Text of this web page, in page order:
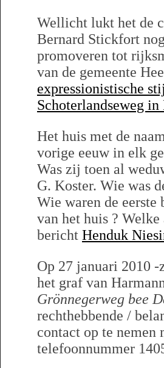
Wellicht lukt het de
Bernard Stickfort
promoveren tot
van de gemeente
expressionistische
Schoterlandseweg
Het huis met de
vorige eeuw in elk
Was zij toen al
G. Koster. Wie was
Wie waren de eerste
van het huis ?
bericht Henduk
Op 27 januari 2010 -
het graf van
Grönnegerweg bee
rechthebbende /
contact op te nemen
telefoonnummer